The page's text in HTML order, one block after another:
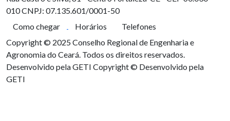
010CNPJ: 07.135.601/0001-50
Como chegar
Horários
Telefones
Copyright © 2025 Conselho Regional de Engenharia e
Agronomia do Ceará. Todos os direitos reservados.
Desenvolvido pela GETI Copyright © Desenvolvido pela
GETI